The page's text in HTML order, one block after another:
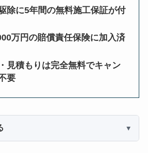
除に5年間の無料施工保証が付
万円の賠償責任保険に加入済
見積もりは完全無料でキャン
要